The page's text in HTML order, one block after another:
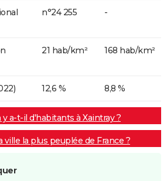
n°24 255 -
21 hab/km² 168 hab/km²
12,6 % 8,8 %
a-t-il d'habitants à Xaintray ?
ville la plus peuplée de France ?